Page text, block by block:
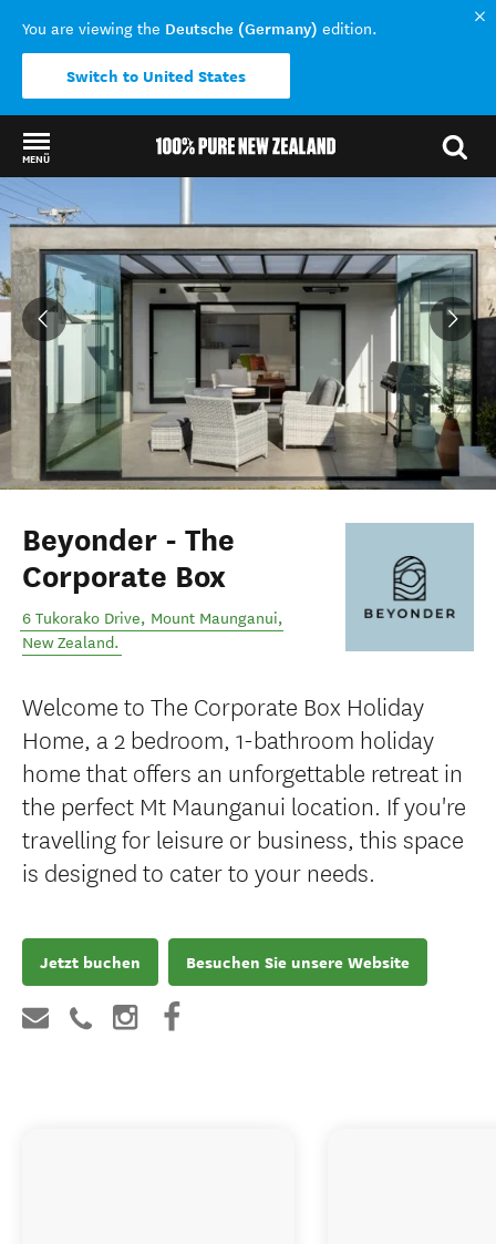
You are viewing the Deutsche (Germany) edition.
Switch to United States
MENÜ
Back to my results
Beyonder - The
Corporate Box
6 Tukorako Drive, Mount Maunganui,
New Zealand.
Welcome to The Corporate Box Holiday
Home, a 2 bedroom, 1-bathroom holiday
home that offers an unforgettable retreat in
the perfect Mt Maunganui location. If you're
travelling for leisure or business, this space
is designed to cater to your needs.
Jetzt buchen Besuchen Sie unsere Website